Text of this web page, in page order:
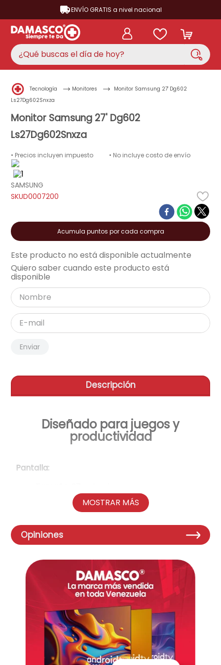
ENVÍO GRATIS a nivel nacional
¿Qué buscas el día de hoy?
Tecnología Monitores
Monitor Samsung 27' Dg602
Ls27Dg602Snxza
Monitor Samsung 27' Dg602
Ls27Dg602Snxza
• Precios incluyen impuesto • No incluye costo de envío
SAMSUNG
D0007200
Acumula puntos por cada compra
Este producto no está disponible actualmente
Quiero saber cuando este producto está
disponible
Enviar
Descripción
Diseñado para juegos y
productividad
Pantalla:
Resolución:2560 x 1440 (QHD)
Tipo de panel:IPS
Tiempo de respuesta:
Relación de aspecto:
Contraste:1000:1 (típico)
Ángulo de visión:178°/178°
Curvatura:Plano
Diseño y ergonomía:
Soporte :Permite ajustar la altura del
monitor para una posición de visualización
cómoda.
MOSTRAR MÁS
Opiniones
TÉRMINOS MÁS BUSCADOS
1. aire acondicionado
2. nevera
3. cocina
lavadora
5
6. licuadora
8. neveras
aire-acondicionado
10 tv